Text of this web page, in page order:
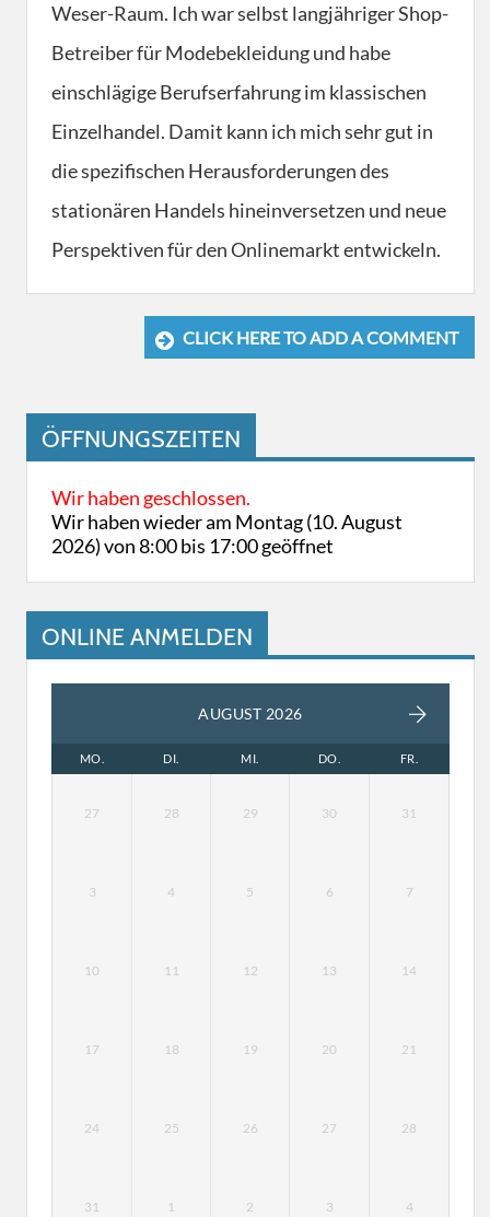
Weser-Raum. Ich war selbst langjähriger Shop-
Betreiber für Modebekleidung und habe
einschlägige Berufserfahrung im klassischen
Einzelhandel. Damit kann ich mich sehr gut in
die spezifischen Herausforderungen des
stationären Handels hineinversetzen und neue
Perspektiven für den Onlinemarkt entwickeln.
CLICK HERE TO ADD A COMMENT
ÖFFNUNGSZEITEN
Wir haben geschlossen.
Wir haben wieder am Montag (10. August
2026) von 8:00 bis 17:00 geöffnet
ONLINE ANMELDEN
AUGUST 2026
MO. DI. MI. DO. FR.
27 28 29 30 31
3 4 5 6 7
10 11 12 13 14
17 18 19 20 21
24 25 26 27 28
31 1 2 3 4